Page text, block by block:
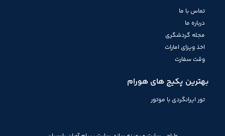
تماس با ما
درباره ما
مجله گردشگری
اخذ ویزای امارات
وقت سفارت
بهترین پکیج های هورام
تور ایرانگردی با موتور